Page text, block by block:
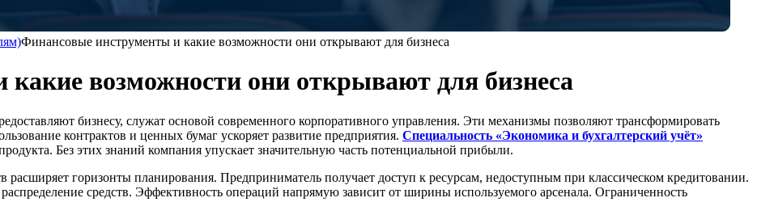
Финансовые инструменты и какие возможности они открывают для бизнеса
возможности они открывают для бизнеса
бизнесу, служат основой современного корпоративного управления. Эти механизмы позволяют трансформировать
контрактов и ценных бумаг ускоряет развитие предприятия. Специальность «Экономика и бухгалтерский учёт»
Без этих знаний компания упускает значительную часть потенциальной прибыли.
горизонты планирования. Предприниматель получает доступ к ресурсам, недоступным при классическом кредитовании.
средств. Эффективность операций напрямую зависит от ширины используемого арсенала. Ограниченность